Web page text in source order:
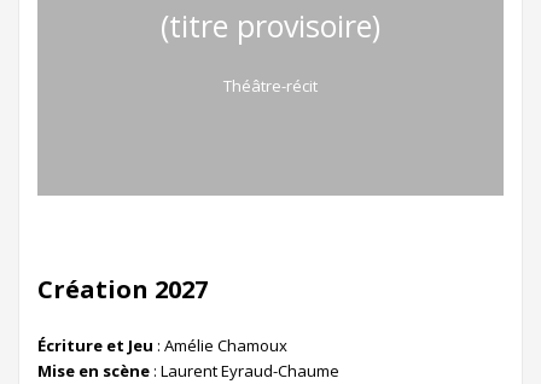
(titre provisoire)
Théâtre-récit
Création 2027
Écriture et Jeu : Amélie Chamoux
Mise en scène : Laurent Eyraud-Chaume